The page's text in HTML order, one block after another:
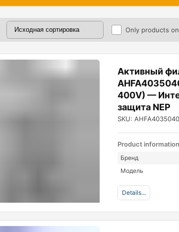
Only products
Активный
400V) —
защита NEP
SKU:
Product information
Бренд
Модель
Details...